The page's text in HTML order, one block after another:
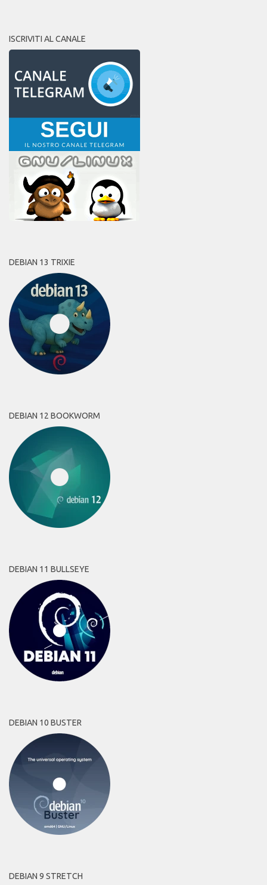
ISCRIVITI AL CANALE
DEBIAN 13 TRIXIE
DEBIAN 12 BOOKWORM
DEBIAN 11 BULLSEYE
DEBIAN 10 BUSTER
DEBIAN 9 STRETCH